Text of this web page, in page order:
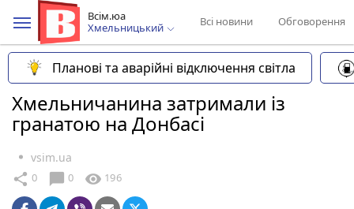
Всім.юа
Хмельницький
Всі новини Обговорення
Планові та аварійні відключення світла
Хмельничанина затримали із
гранатою на Донбасі
vsim.ua
share 0 chat_bubble 0 visibility 196